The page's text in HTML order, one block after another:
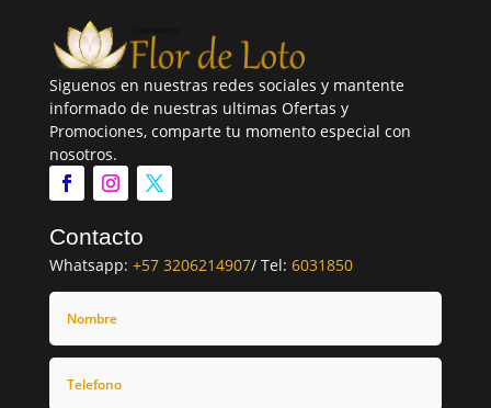
Siguenos en nuestras redes sociales y mantente
informado de nuestras ultimas Ofertas y
Promociones, comparte tu momento especial con
nosotros.
Contacto
Whatsapp: +57 3206214907/ Tel: 6031850